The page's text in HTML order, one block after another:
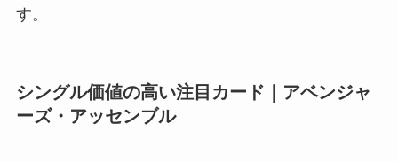
す。
シングル価値の高い注目カード｜アベンジャ
ーズ・アッセンブル